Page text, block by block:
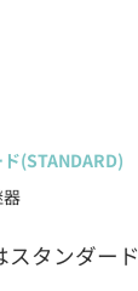
(STANDARD)
スタンダー